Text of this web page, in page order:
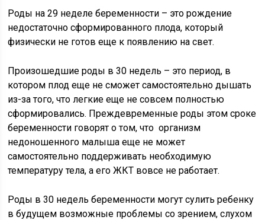
Роды на 29 неделе беременности – это рождение
недостаточно сформированного плода, который
физически не готов еще к появлению на свет.
Произошедшие роды в 30 недель – это период, в
котором плод еще не сможет самостоятельно дышать
из-за того, что легкие еще не совсем полностью
сформировались. Преждевременные роды этом сроке
беременности говорят о том, что организм
недоношенного малыша еще не может
самостоятельно поддерживать необходимую
температуру тела, а его ЖКТ вовсе не работает.
Роды в 30 недель беременности могут сулить ребенку
в будущем возможные проблемы со зрением, слухом